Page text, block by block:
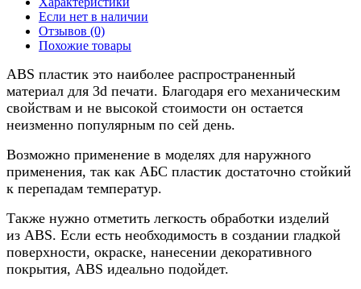
Если нет в наличии
Отзывов (0)
Похожие товары
ABS пластик это наиболее распространенный
материал для 3d печати. Благодаря его механическим
свойствам и не высокой стоимости он остается
неизменно популярным по сей день.
Возможно применение в моделях для наружного
применения, так как АБС пластик достаточно стойкий
к перепадам температур.
Также нужно отметить легкость обработки изделий
из ABS. Если есть необходимость в создании гладкой
поверхности, окраске, нанесении декоративного
покрытия, ABS идеально подойдет.